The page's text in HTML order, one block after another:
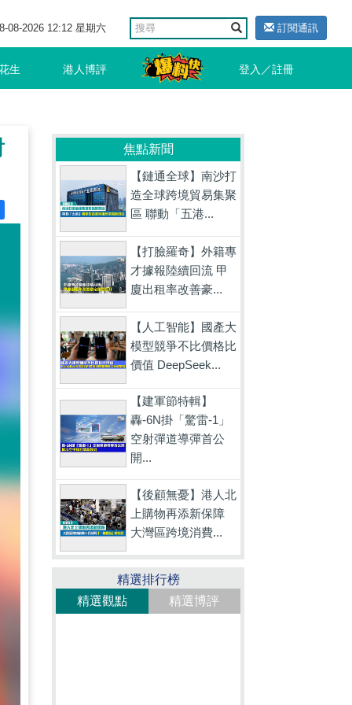
08-2026 12:12 星期六 訂閱通訊
生 港人博評 登入／註冊
焦點新聞
【鏈通全球】南沙打
造全球跨境貿易集聚
區 聯動「五港...
【打臉羅奇】外籍專
才據報陸續回流 甲
廈出租率改善豪...
【人工智能】國產大
模型競爭不比價格比
價值 DeepSeek...
【建軍節特輯】
轟-6N掛「驚雷-1」
空射彈道導彈首公
開...
【後顧無憂】港人北
上購物再添新保障
大灣區跨境消費...
精選排行榜
精選觀點
精選博評